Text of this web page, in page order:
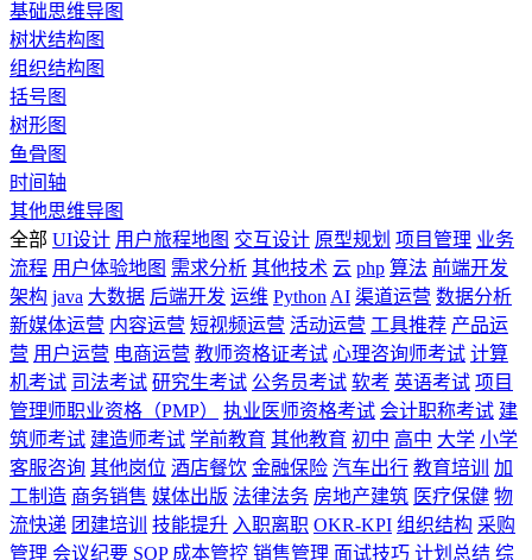
基础思维导图
树状结构图
组织结构图
括号图
树形图
鱼骨图
时间轴
其他思维导图
全部 UI设计 用户旅程地图 交互设计 原型规划 项目管理 业务
流程 用户体验地图 需求分析 其他技术 云 php 算法 前端开发
架构 java 大数据 后端开发 运维 Python AI 渠道运营 数据分析
新媒体运营 内容运营 短视频运营 活动运营 工具推荐 产品运
营 用户运营 电商运营 教师资格证考试 心理咨询师考试 计算
机考试 司法考试 研究生考试 公务员考试 软考 英语考试 项目
管理师职业资格（PMP）
执业医师资格考试 会计职称考试 建
筑师考试 建造师考试 学前教育 其他教育 初中 高中 大学 小学
客服咨询 其他岗位 酒店餐饮 金融保险 汽车出行 教育培训
加
工制造 商务销售 媒体出版 法律法务 房地产建筑 医疗保健 物
流快递 团建培训 技能提升 入职离职 OKR-KPI 组织结构 采购
管理 会议纪要 SOP 成本管控 销售管理 面试技巧 计划总结 综